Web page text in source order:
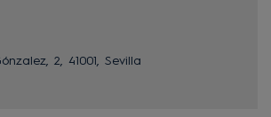
2, 41001, Sevilla